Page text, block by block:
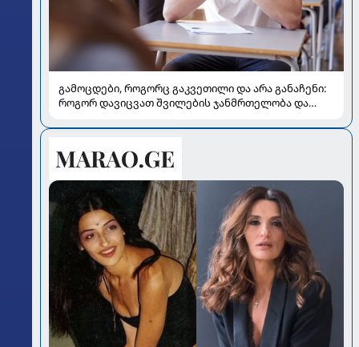
გამოცდები, როგორც გაკვეთილი და არა განაჩენი:
როგორ დავიცვათ შვილების ჯანმრთელობა და